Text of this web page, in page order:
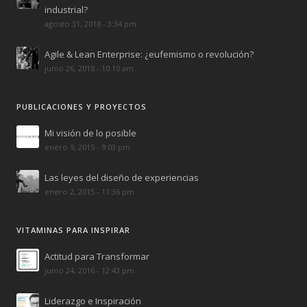
industrial?
agosto 31, 2018 - 3:34 pm
Agile & Lean Enterprise: ¿eufemismo o revolución?
junio 26, 2018 - 10:10 am
PUBLICACIONES Y PROYECTOS
Mi visión de lo posible
enero 9, 2015 - 9:03 pm
Las leyes del diseño de experiencias
enero 2, 2015 - 11:36 pm
VITAMINAS PARA INSPIRAR
Actitud para Transformar
junio 24, 2016 - 12:43 pm
Liderazgo e Inspiración